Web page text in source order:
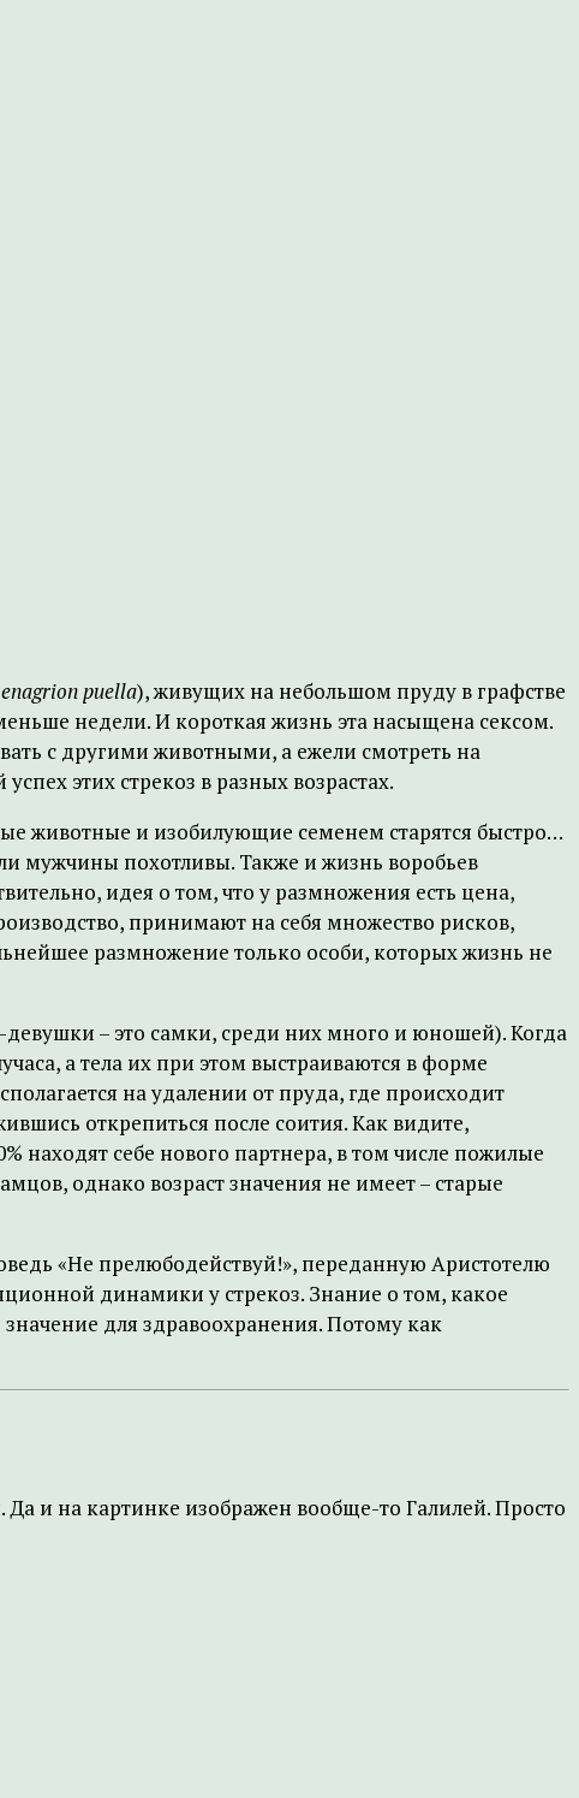
puella), живущих на небольшом пруду в графстве
недели. И короткая жизнь эта насыщена сексом.
с другими животными, а ежели смотреть на
этих стрекоз в разных возрастах.
животные и изобилующие семенем старятся быстро…
мужчины похотливы. Также и жизнь воробьев
идея о том, что у размножения есть цена,
принимают на себя множество рисков,
размножение только особи, которых жизнь не
девушки – это самки, среди них много и юношей). Когда
а тела их при этом выстраиваются в форме
на удалении от пруда, где происходит
открепиться после соития. Как видите,
находят себе нового партнера, в том числе пожилые
однако возраст значения не имеет – старые
«Не прелюбодействуй!», переданную Аристотелю
динамики у стрекоз. Знание о том, какое
для здравоохранения. Потому как
и на картинке изображен вообще-то Галилей. Просто